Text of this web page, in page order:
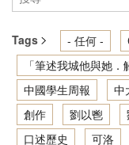
學術研究
文學推廣
出版
Tags - 任何 -
「筆述我城他與她
中國學生周報
中
創作
劉以鬯
口述歷史
可洛